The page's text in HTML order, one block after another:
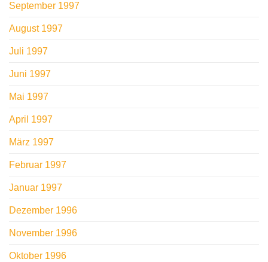
September 1997
August 1997
Juli 1997
Juni 1997
Mai 1997
April 1997
März 1997
Februar 1997
Januar 1997
Dezember 1996
November 1996
Oktober 1996